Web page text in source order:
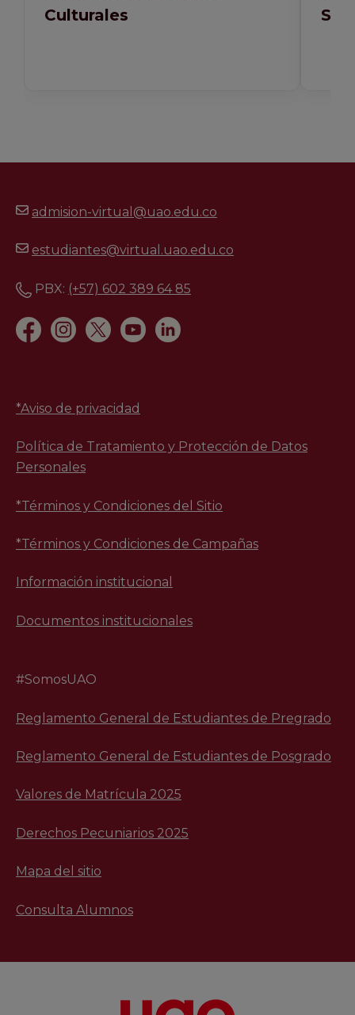
Culturales
admision-virtual@uao.edu.co
estudiantes@virtual.uao.edu.co
PBX: (+57) 602 389 64 85
*Aviso de privacidad
Política de Tratamiento y Protección de Datos
Personales
*Términos y Condiciones del Sitio
*Términos y Condiciones de Campañas
Información institucional
Documentos institucionales
#SomosUAO
Reglamento General de Estudiantes de Pregrado
Reglamento General de Estudiantes de Posgrado
Valores de Matrícula 2025
Derechos Pecuniarios 2025
Mapa del sitio
Consulta Alumnos